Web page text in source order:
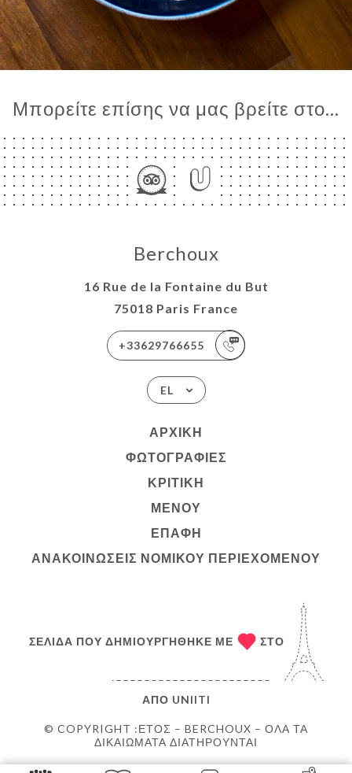
Μπορείτε επίσης να μας βρείτε στο...
Berchoux
16 Rue de la Fontaine du But
75018 Paris France
+33629766655
EL
ΑΡΧΙΚΉ
ΦΩΤΟΓΡΑΦΊΕΣ
ΚΡΙΤΙΚΉ
ΜΕΝΟΎ
ΕΠΑΦΉ
ΑΝΑΚΟΙΝΏΣΕΙΣ ΝΟΜΙΚΟΎ ΠΕΡΙΕΧΟΜΈΝΟΥ
© COPYRIGHT :ΈΤΟΣ – BERCHOUX – ΌΛΑ ΤΑ
ΔΙΚΑΙΏΜΑΤΑ ΔΙΑΤΗΡΟΎΝΤΑΙ
ΣΕΛΊΔΑ ΠΟΥ ΔΗΜΙΟΥΡΓΉΘΗΚΕ ΜΕ ΣΤΟ
ΑΠΌ UNIITI